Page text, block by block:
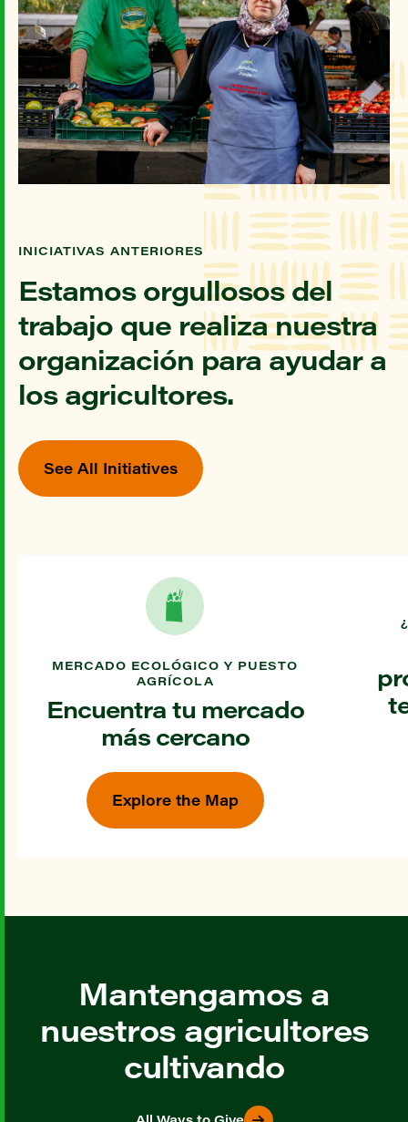
INICIATIVAS ANTERIORES
Estamos orgullosos del
trabajo que realiza nuestra
organización para ayudar a
los agricultores.
See All Initiatives
MERCADO ECOLÓGICO Y PUESTO
AGRÍCOLA
Encuentra tu mercado
más cercano
Explore the Map
Mantengamos a
nuestros agricultores
cultivando